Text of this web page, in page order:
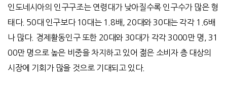
인도네시아의 인구구조는 연령대가 낮아질수록 인구수가 많은 형
태다. 50대 인구보다 10대는 1.8배, 20대와 30대는 각각 1.6배
나 많다. 경제활동인구 또한 20대와 30대가 각각 3000만 명, 31
00만 명으로 높은 비중을 차지하고 있어 젊은 소비자 층 대상의
시장에 기회가 많을 것으로 기대되고 있다.